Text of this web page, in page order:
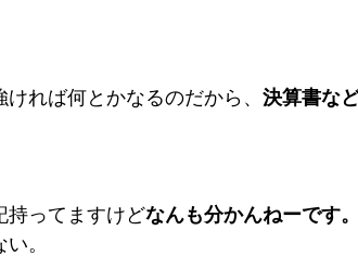
れば何とかなるのだから、 決算書な
持ってますけどなんも分かんねーです
。